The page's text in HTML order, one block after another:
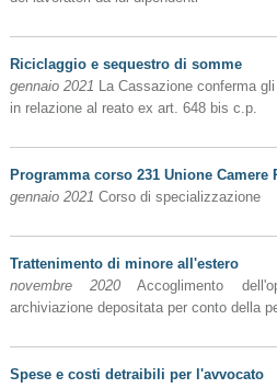
Riciclaggio e sequestro di somme
gennaio 2021 La Cassazione conferma
in relazione al reato ex art. 648 bis c.p.
Programma corso 231 Unione Camere
gennaio 2021 Corso di specializzazione
Trattenimento di minore all'estero
novembre 2020 Accoglimento
archiviazione depositata per conto della
Spese e costi detraibili per l'avvocato